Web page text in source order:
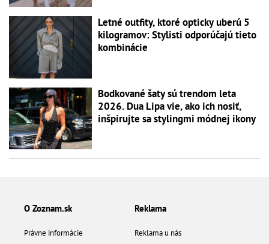
Letné outfity, ktoré opticky uberú 5
kilogramov: Stylisti odporúčajú tieto
kombinácie
Bodkované šaty sú trendom leta
2026. Dua Lipa vie, ako ich nosiť,
inšpirujte sa stylingmi módnej ikony
O Zoznam.sk
Právne informácie
Reklama
Reklama u nás